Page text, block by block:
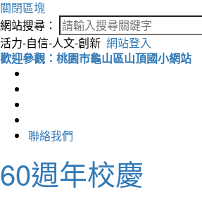
關閉區塊
網站搜尋：
活力-自信-人文-創新 網站登入
歡迎參觀：桃園市龜山區山頂國小網站
聯絡我們
60週年校慶